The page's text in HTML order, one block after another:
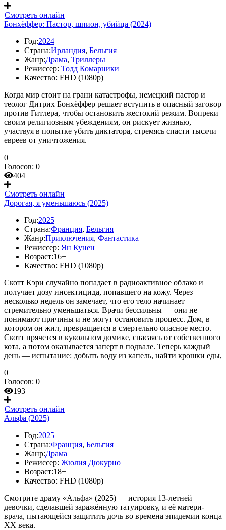
Смотреть онлайн
Бонхёффер: Пастор, шпион, убийца (2024)
Год:2024
Страна:Ирландия, Бельгия
Жанр:Драма, Триллеры
Режиссер: Тодд Комарники
Качество: FHD (1080p)
Когда мир стоит на грани катастрофы, немецкий пастор и
теолог Дитрих Бонхёффер решает вступить в опасный заговор
против Гитлера, чтобы остановить жестокий режим. Вопреки
своим религиозным убеждениям, он рискует жизнью,
участвуя в попытке убить диктатора, стремясь спасти тысячи
евреев от уничтожения.
0
Голосов: 0
404
Смотреть онлайн
Дорогая, я уменьшаюсь (2025)
Год:2025
Страна:Франция, Бельгия
Жанр:Приключения, Фантастика
Режиссер: Ян Кунен
Возраст:16+
Качество: FHD (1080p)
Скотт Кэри случайно попадает в радиоактивное облако и
получает дозу инсектицида, попавшего на кожу. Через
несколько недель он замечает, что его тело начинает
стремительно уменьшаться. Врачи бессильны — они не
понимают причины и не могут остановить процесс. Дом, в
котором он жил, превращается в смертельно опасное место.
Скотт прячется в кукольном домике, спасаясь от собственного
кота, а потом оказывается заперт в подвале. Теперь каждый
день — испытание: добыть воду из капель, найти крошки еды,
0
Голосов: 0
193
Смотреть онлайн
Альфа (2025)
Год:2025
Страна:Франция, Бельгия
Жанр:Драма
Режиссер: Жюлия Дюкурно
Возраст:18+
Качество: FHD (1080p)
Смотрите драму «Альфа» (2025) — история 13-летней
девочки, сделавшей заражённую татуировку, и её матери-
врача, пытающейся защитить дочь во времена эпидемии конца
XX века.